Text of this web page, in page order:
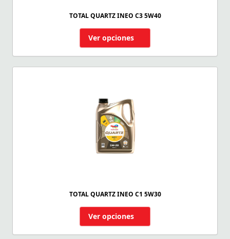
TOTAL QUARTZ INEO C3 5W40
Ver opciones
TOTAL QUARTZ INEO C1 5W30
Ver opciones